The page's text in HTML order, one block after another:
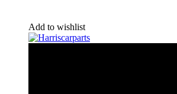
Add to wishlist